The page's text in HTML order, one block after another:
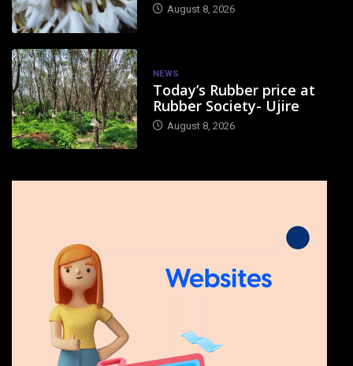
August 8, 2026
NEWS
Today’s Rubber price at
Rubber Society- Ujire
August 8, 2026